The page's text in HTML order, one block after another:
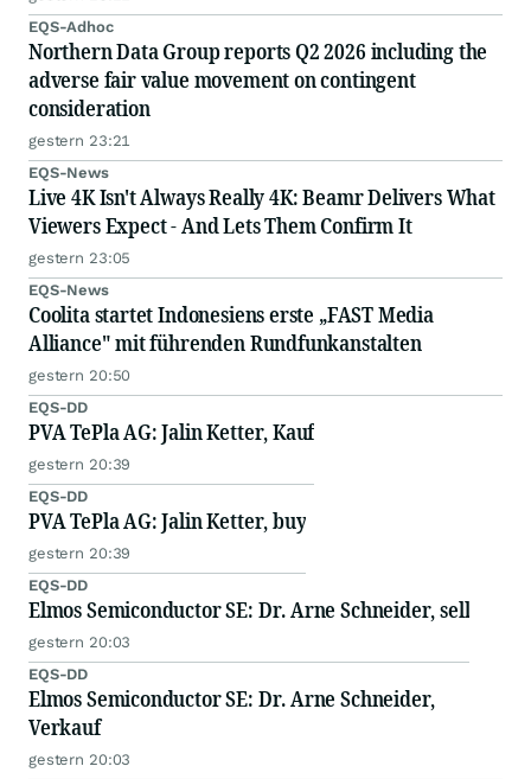
EQS-Adhoc
Northern Data Group reports Q2 2026 including the
adverse fair value movement on contingent
consideration
gestern 23:21
EQS-News
Live 4K Isn't Always Really 4K: Beamr Delivers What
Viewers Expect - And Lets Them Confirm It
gestern 23:05
EQS-News
Coolita startet Indonesiens erste „FAST Media
Alliance" mit führenden Rundfunkanstalten
gestern 20:50
EQS-DD
PVA TePla AG: Jalin Ketter, Kauf
gestern 20:39
EQS-DD
PVA TePla AG: Jalin Ketter, buy
gestern 20:39
EQS-DD
Elmos Semiconductor SE: Dr. Arne Schneider, sell
gestern 20:03
EQS-DD
Elmos Semiconductor SE: Dr. Arne Schneider,
Verkauf
gestern 20:03